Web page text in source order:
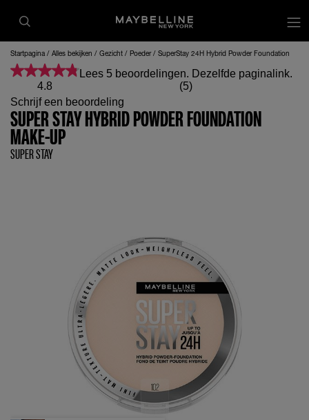
Startpagina Alles bekijken Gezicht Poeder SuperStay 24H Hybrid Powder Foundation
4.8
Lees 5 beoordelingen. Dezelfde paginalink.
(5)
Schrijf een beoordeling
SUPER STAY HYBRID POWDER FOUNDATION
MAKE-UP
SUPER STAY